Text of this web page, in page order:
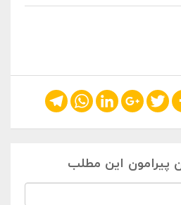
Twitter
Google+
LinkedIn
WhatsApp
Telegram
پیرامون این مطلب